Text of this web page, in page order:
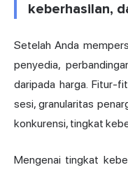
keberhasilan,
Setelah Anda
penyedia,
daripada harga. Fitur-
sesi, granularitas
konkurensi, tingkat
Mengenai tingkat